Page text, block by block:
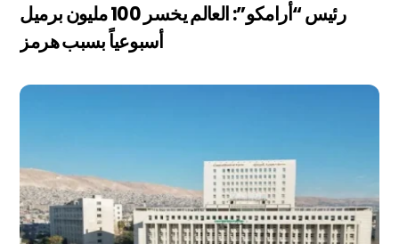
رئيس “أرامكو”: العالم يخسر 100 مليون برميل
أسبوعياً بسبب هرمز